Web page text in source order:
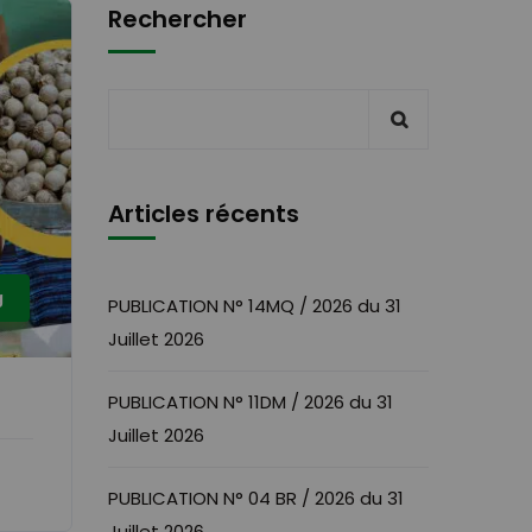
Rechercher
Articles récents
PUBLICATION N° 14MQ / 2026 du 31
Juillet 2026
PUBLICATION N° 11DM / 2026 du 31
Juillet 2026
PUBLICATION N° 04 BR / 2026 du 31